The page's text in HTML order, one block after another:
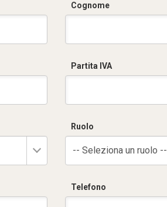
Cognome
Partita IVA
Ruolo
-- Seleziona un ruolo --
Telefono